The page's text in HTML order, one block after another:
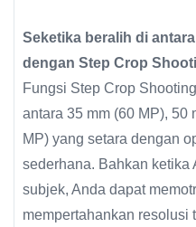
Seketika beralih di
dengan Step Crop
Fungsi Step Crop
antara 35 mm (60 MP), 50
MP) yang setara dengan
sederhana. Bahkan ketika
subjek, Anda dapat
mempertahankan resolusi